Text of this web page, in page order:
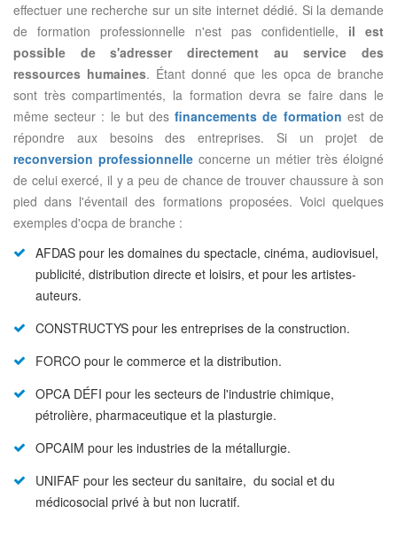
effectuer une recherche sur un site internet dédié. Si la demande
de formation professionnelle n'est pas confidentielle, il est
possible de s'adresser directement au service des
ressources humaines. Étant donné que les opca de branche
sont très compartimentés, la formation devra se faire dans le
même secteur : le but desfinancements de formation est de
répondre aux besoins des entreprises. Si un projet de
reconversion professionnelle concerne un métier très éloigné
de celui exercé, il y a peu de chance de trouver chaussure à son
pied dans l'éventail des formations proposées. Voici quelques
exemples d'ocpa de branche :
AFDAS pour les domaines du spectacle, cinéma, audiovisuel,
publicité, distribution directe et loisirs, et pour les artistes-
auteurs.
CONSTRUCTYS pour les entreprises de la construction.
FORCO pour le commerce et la distribution.
OPCA DÉFI pour les secteurs de l'industrie chimique,
pétrolière, pharmaceutique et la plasturgie.
OPCAIM pour les industries de la métallurgie.
UNIFAF pour les secteur du sanitaire, du social et du
médicosocial privé à but non lucratif.